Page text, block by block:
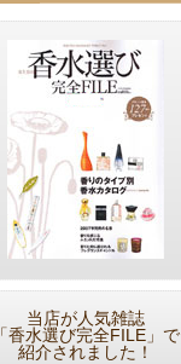
当店が人気雑誌
「香水選び完全FILE」で
紹介されました！